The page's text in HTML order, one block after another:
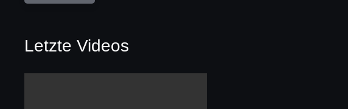
Letzte Videos